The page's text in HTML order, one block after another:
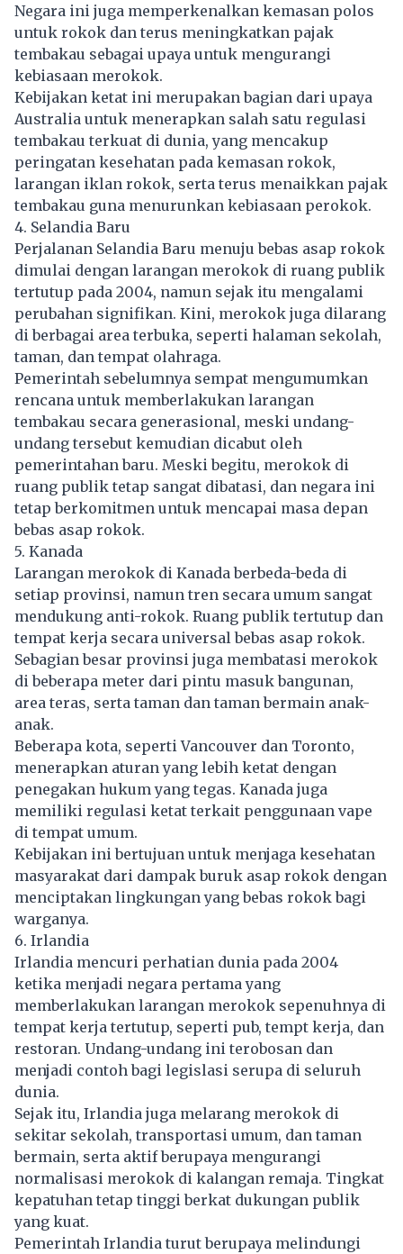
Negara ini juga memperkenalkan kemasan polos
untuk rokok dan terus meningkatkan pajak
tembakau sebagai upaya untuk mengurangi
kebiasaan merokok.
Kebijakan ketat ini merupakan bagian dari upaya
Australia untuk menerapkan salah satu regulasi
tembakau terkuat di dunia, yang mencakup
peringatan kesehatan pada kemasan rokok,
larangan iklan rokok, serta terus menaikkan pajak
tembakau guna menurunkan kebiasaan perokok.
4. Selandia Baru
Perjalanan Selandia Baru menuju bebas asap rokok
dimulai dengan larangan merokok di ruang publik
tertutup pada 2004, namun sejak itu mengalami
perubahan signifikan. Kini, merokok juga dilarang
di berbagai area terbuka, seperti halaman sekolah,
taman, dan tempat olahraga.
Pemerintah sebelumnya sempat mengumumkan
rencana untuk memberlakukan larangan
tembakau secara generasional, meski undang-
undang tersebut kemudian dicabut oleh
pemerintahan baru. Meski begitu, merokok di
ruang publik tetap sangat dibatasi, dan negara ini
tetap berkomitmen untuk mencapai masa depan
bebas asap rokok.
5. Kanada
Larangan merokok di Kanada berbeda-beda di
setiap provinsi, namun tren secara umum sangat
mendukung anti-rokok. Ruang publik tertutup dan
tempat kerja secara universal bebas asap rokok.
Sebagian besar provinsi juga membatasi merokok
di beberapa meter dari pintu masuk bangunan,
area teras, serta taman dan taman bermain anak-
anak.
Beberapa kota, seperti Vancouver dan Toronto,
menerapkan aturan yang lebih ketat dengan
penegakan hukum yang tegas. Kanada juga
memiliki regulasi ketat terkait penggunaan vape
di tempat umum.
Kebijakan ini bertujuan untuk menjaga kesehatan
masyarakat dari dampak buruk asap rokok dengan
menciptakan lingkungan yang bebas rokok bagi
warganya.
6. Irlandia
Irlandia mencuri perhatian dunia pada 2004
ketika menjadi negara pertama yang
memberlakukan larangan merokok sepenuhnya di
tempat kerja tertutup, seperti pub, tempt kerja, dan
restoran. Undang-undang ini terobosan dan
menjadi contoh bagi legislasi serupa di seluruh
dunia.
Sejak itu, Irlandia juga melarang merokok di
sekitar sekolah, transportasi umum, dan taman
bermain, serta aktif berupaya mengurangi
normalisasi merokok di kalangan remaja. Tingkat
kepatuhan tetap tinggi berkat dukungan publik
yang kuat.
Pemerintah Irlandia turut berupaya melindungi